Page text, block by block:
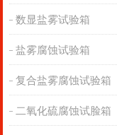
数显盐雾试验箱
盐雾腐蚀试验箱
复合盐雾腐蚀试验箱
二氧化硫腐蚀试脸箱